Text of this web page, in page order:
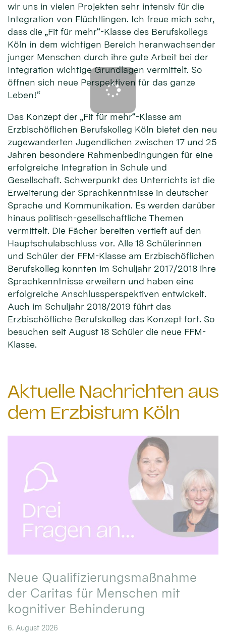
wir uns in vielen Projekten sehr intensiv für die
Integration von Flüchtlingen. Ich freue mich sehr,
dass die „Fit für mehr“-Klasse des Berufskollegs
Köln in dem wichtigen Bereich heranwachsender
junger Menschen durch ihre gute Arbeit bei der
Integration wichtige Grundlagen vermittelt. So
öffnen sich neue Perspektiven für das ganze
Leben!“
Das Konzept der „Fit für mehr“-Klasse am
Erzbischöflichen Berufskolleg Köln bietet den neu
zugewanderten Jugendlichen zwischen 17 und 25
Jahren besondere Rahmenbedingungen für eine
erfolgreiche Integration in Schule und
Gesellschaft. Schwerpunkt des Unterrichts ist die
Erweiterung der Sprachkenntnisse in deutscher
Sprache und Kommunikation. Es werden darüber
hinaus politisch-gesellschaftliche Themen
vermittelt. Die Fächer bereiten vertieft auf den
Hauptschulabschluss vor. Alle 18 Schülerinnen
und Schüler der FFM-Klasse am Erzbischöflichen
Berufskolleg konnten im Schuljahr 2017/2018 ihre
Sprachkenntnisse erweitern und haben eine
erfolgreiche Anschlussperspektiven entwickelt.
Auch im Schuljahr 2018/2019 führt das
Erzbischöfliche Berufskolleg das Konzept fort. So
besuchen seit August 18 Schüler die neue FFM-
Klasse.
Aktuelle Nachrichten aus
dem Erzbistum Köln
Neue Qualifizierungsmaßnahme
der Caritas für Menschen mit
kognitiver Behinderung
6. August 2026